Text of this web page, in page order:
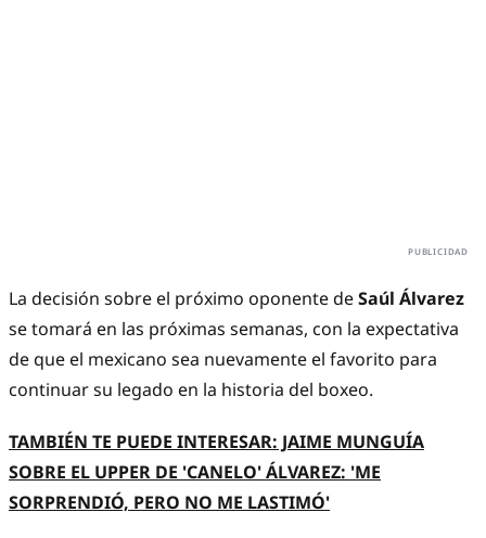
La decisión sobre el próximo oponente deSaúl Álvarez
se tomará en las próximas semanas, con la expectativa
de que el mexicano sea nuevamente el favorito para
continuar su legado en la historia del boxeo.
TAMBIÉN TE PUEDE INTERESAR: JAIME MUNGUÍA
SOBRE EL UPPER DE 'CANELO' ÁLVAREZ: 'ME
SORPRENDIÓ, PERO NO ME LASTIMÓ'